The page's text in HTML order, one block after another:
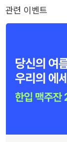
관련 이벤트